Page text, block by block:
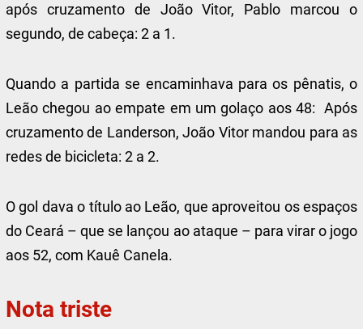
após cruzamento de João Vitor, Pablo marcou o
segundo, de cabeça: 2 a 1.
Quando a partida se encaminhava para os pênatis, o
Leão chegou ao empate em um golaço aos 48: Após
cruzamento de Landerson, João Vitor mandou para as
redes de bicicleta: 2 a 2.
O gol dava o título ao Leão, que aproveitou os espaços
do Ceará – que se lançou ao ataque – para virar o jogo
aos 52, com Kauê Canela.
Nota triste